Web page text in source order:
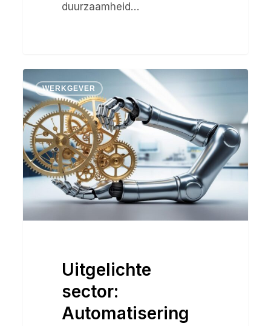
duurzaamheid…
Uitgelichte
sector:
Automatisering
WERKGEVER
Uitgelichte
sector:
Automatisering